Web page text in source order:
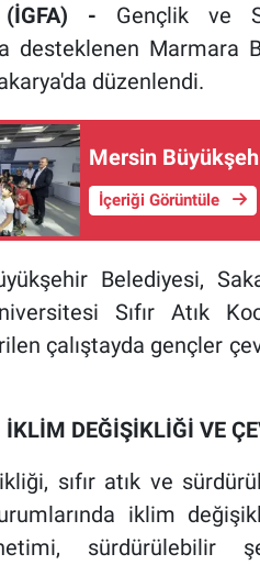
(İGFA) - Gençlik ve
desteklenen Marmara
düzenlendi.
Mersin
İçeriği Görüntüle
Belediyesi,
Sıfır Atık
çalıştayda gençler
DEĞİŞİKLİĞİ VE
sıfır atık ve
iklim
sürdürülebilir